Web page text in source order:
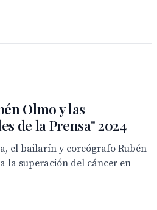
Olmo y las
de la Prensa" 2024
el bailarín y coreógrafo Rubén
la superación del cáncer en